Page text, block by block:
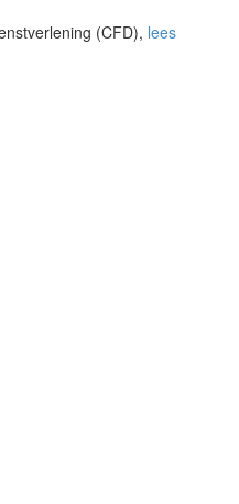
(CFD), lees